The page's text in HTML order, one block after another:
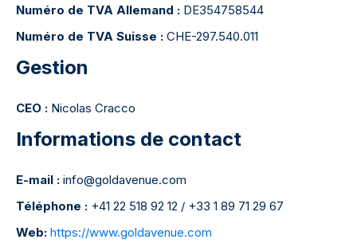
Numéro de TVA Allemand : DE354758544
Numéro de TVA Suisse : CHE-297.540.011
Gestion
CEO : Nicolas Cracco
Informations de contact
E-mail : info@goldavenue.com
Téléphone : +41 22 518 92 12 / +33 1 89 71 29 67
Web: https://www.goldavenue.com